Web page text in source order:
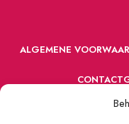
ALGEMENE
CONTACT